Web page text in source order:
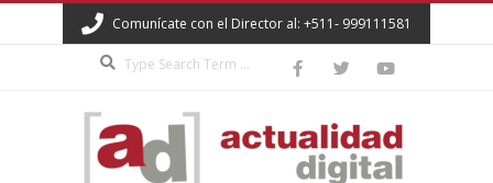
to
Comunícate con el Director al: +511- 999111581